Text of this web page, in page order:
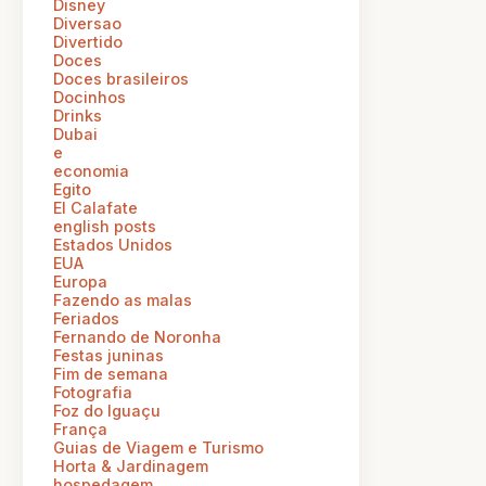
Disney
Diversao
Divertido
Doces
Doces brasileiros
Docinhos
Drinks
Dubai
e
economia
Egito
El Calafate
english posts
Estados Unidos
EUA
Europa
Fazendo as malas
Feriados
Fernando de Noronha
Festas juninas
Fim de semana
Fotografia
Foz do Iguaçu
França
Guias de Viagem e Turismo
Horta & Jardinagem